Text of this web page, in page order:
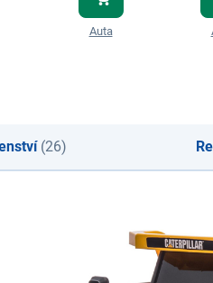
Auta
(26)